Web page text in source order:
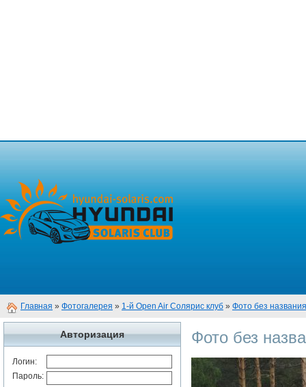
Главная » Фотогалерея » 1-й Open Air Солярис клуб » Фото без названия
Авторизация
Логин:
Пароль:
Фото без